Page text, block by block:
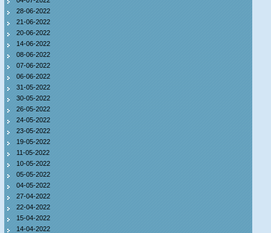
28-06-2022
21-06-2022
20-06-2022
14-06-2022
08-06-2022
07-06-2022
06-06-2022
31-05-2022
30-05-2022
26-05-2022
24-05-2022
23-05-2022
19-05-2022
11-05-2022
10-05-2022
05-05-2022
04-05-2022
27-04-2022
22-04-2022
15-04-2022
14-04-2022